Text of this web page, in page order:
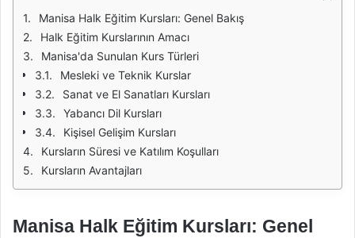
Manisa Halk Eğitim Kursları: Genel Bakış
Halk Eğitim Kurslarının Amacı
Manisa'da Sunulan Kurs Türleri
Mesleki ve Teknik Kurslar
Sanat ve El Sanatları Kursları
Yabancı Dil Kursları
Kişisel Gelişim Kursları
Kursların Süresi ve Katılım Koşulları
Kursların Avantajları
Manisa Halk Eğitim Kursları: Genel